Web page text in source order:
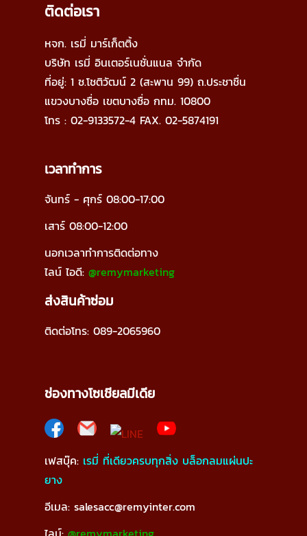
ติดต่อเรา
หจก. เรมี่ มาร์เก็ตติ้ง
บริษัท เรมี่ อินเตอร์เนชั่นแนล จำกัด
ที่อยู่: 1 ซ.โชติวัฒน์ 2 (สะพาน 99) ถ.ประชาชื่น
แขวงบางซื่อ เขตบางซื่อ กทม. 10800
โทร : 02-9133572-4 FAX. 02-5874191
เวลาทำการ
จันทร์ - ศุกร์ 08:00-17:00
เสาร์ 08:00-12:00
นอกเวลาทำการติดต่อทาง
ไลน์ ไอดี: @remymarketing
ส่งสินค้าซ่อม
ติดต่อโทร: 089-2065960
ช่องทางโซเชียลมีเดีย
เฟสบุ๊ค: เรมี่ ที่เดียวครบทุกสิ่ง บล็อกลมแผ่นปะ
ยาง
อีเมล: salesacc@remyinter.com